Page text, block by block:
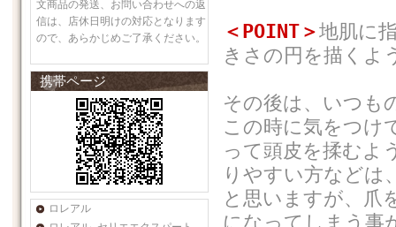
文商品の発送、お問い合わせへの返
信は、店休日明けの対応となります
ので、あらかじめご了承ください。
携帯ページ
ロレアル
＜POINT＞地肌に
きさの円を描くよ
その後は、いつも
この時に気をつけ
って頭皮を揉むよ
りやすい方などは
と思いますが、爪
になってしまう事